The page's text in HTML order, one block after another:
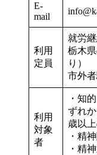
E-
mail
利用
定員
就労
栃木
り）
市外
利用
対象
者
・知
ずれ
歳以上
・精
・精